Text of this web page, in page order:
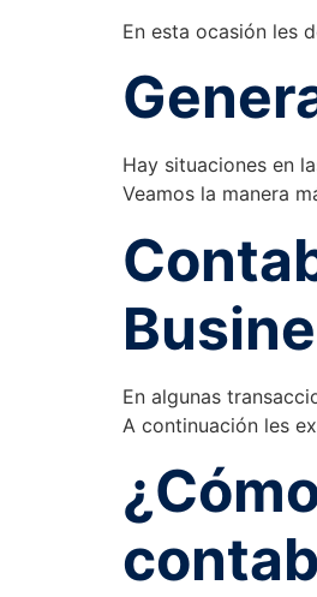
En esta ocasión les
Hay situaciones en
Veamos la manera
En algunas
A continuación les